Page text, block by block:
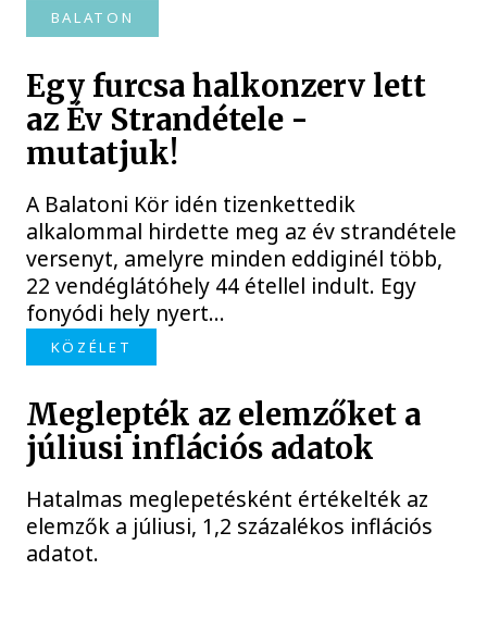
BALATON
Egy furcsa halkonzerv lett
az Év Strandétele -
mutatjuk!
A Balatoni Kör idén tizenkettedik
alkalommal hirdette meg az év strandétele
versenyt, amelyre minden eddiginél több,
22 vendéglátóhely 44 étellel indult. Egy
fonyódi hely nyert...
KÖZÉLET
Meglepték az elemzőket a
júliusi inflációs adatok
Hatalmas meglepetésként értékelték az
elemzők a júliusi, 1,2 százalékos inflációs
adatot.